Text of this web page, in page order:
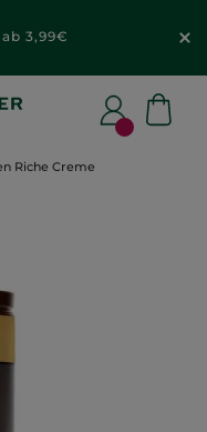
ab 3,99€
Riche Creme